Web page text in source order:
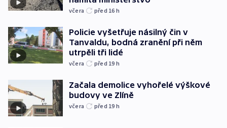
včera před 16 h
Policie vyšetřuje násilný čin v
Tanvaldu, bodná zranění při něm
utrpěli tři lidé
včera před 19 h
Začala demolice vyhořelé výškové
budovy ve Zlíně
včera před 19 h